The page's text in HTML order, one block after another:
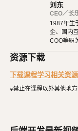
Express 框架入门：学
解路由、中间件等概念。
Sequelize ORM 入门
Node.js 应用程序中进
常规 API 开发方法：学
刘东
CEO／长
1987年生
企、国内
COO等职
发iOS、Android原生
兴趣，觉
有幸福感
资源下载
下载课程学习相关资源
※禁止在课程以外其他地方